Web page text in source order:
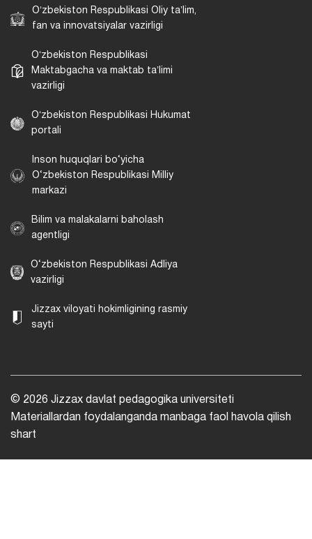
Oʻzbekiston Respublikasi Oliy taʼlim,
fan va innovatsiyalar vazirligi
Oʻzbekiston Respublikasi
Maktabgacha va maktab taʼlimi
vazirligi
Oʻzbekiston Respublikasi Hukumat
portali
Inson huquqlari bo‘yicha
O‘zbekiston Respublikasi Milliy
markazi
Bilim va malakalarni baholash
agentligi
O‘zbekiston Respublikasi Adliya
vazirligi
Jizzax viloyati hokimligining rasmiy
sayti
© 2026 Jizzax davlat pedagogika universiteti
Materiallardan foydalanganda manbaga faol havola qilish
shart